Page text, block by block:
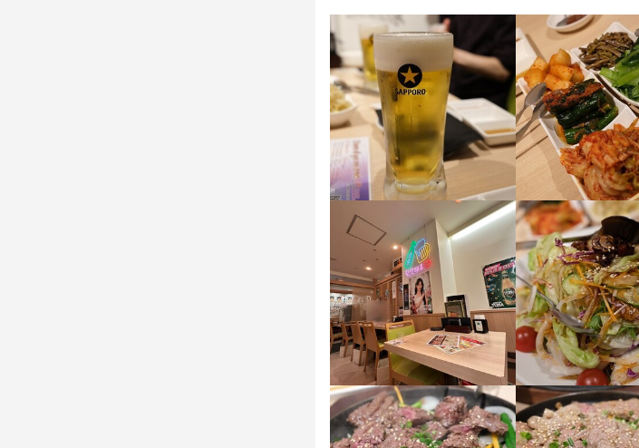
・豊富なメニュー
吾照里では130種類以上のバラエティ豊かなメニュー
ューもあり、新しい韓国料理との出会いを楽しめます
求人を選択
正社員 店長候補
正社員 ホールスタッフ
正社員 調理師・調理スタッフ
正社員 その他
バイト その他
求人を選択
バイト ホールスタッフ
バイト 調理師・調理スタッフ
求人を選択
正社員 ホールスタッフ
バイト ホールスタッフ
求人を選択
バイト ホールスタッフ
正社員 店長候補
正社員 調理師・調理スタッフ